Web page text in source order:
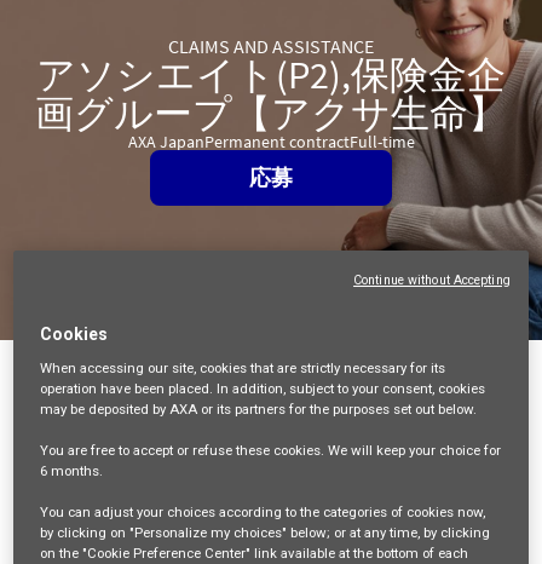
MY APPLICATIONS MY PROFILE
CLAIMS AND ASSISTANCE
アソシエイト(P2),保険金企
画グループ【アクサ生命】
AXA JapanPermanent contractFull-time
応募
戻る
アソシエイト(P2),保険金企画グループ【アク
サ生命】
108-8020
CLAIMS AND ASSISTANCE
Cookies
When accessing our site, cookies that are strictly necessary for its
operation have been placed. In addition, subject to your consent, cookies
may be deposited by AXA or its partners for the purposes set out below.
You are freeto accept or refusethese cookies. We will keep your choice for
6 months.
You can adjust your choices according to the categories of cookies now,
by clicking on "Personalize my choices" below; or at any time, by clicking
on the "Cookie Preference Center" link available at the bottom of each
Continue without Accepting